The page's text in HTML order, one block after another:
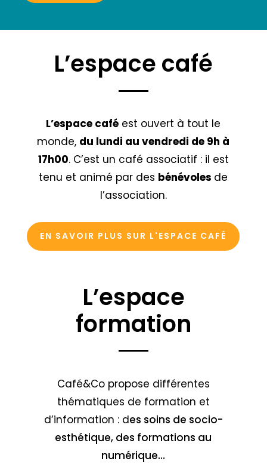
L’espace café
L’espace café est ouvert à tout le
monde, du lundi au vendredi de 9h à
17h00. C’est un café associatif : il est
tenu et animé par des bénévoles de
l’association.
EN SAVOIR PLUS SUR L'ESPACE CAFÉ
L’espace
formation
Café&Co propose différentes
thématiques de formation et
d’information : des soins de socio-
esthétique, des formations au
numérique…